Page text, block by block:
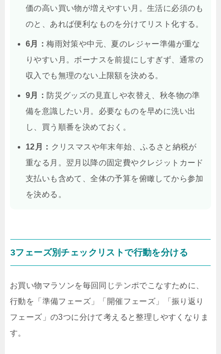
価の高い買い物が増えやすい月。生活に必須のも
のと、あれば便利なものを分けてリスト化する。
6月：梅雨対策や中元、夏のレジャー準備が重な
りやすい月。ボーナスを前提にしすぎず、通常の
収入でも無理のない上限額を決める。
9月： 防災グッズの見直しや衣替え、秋冬物の準
備を意識したい月。必要なものを早めに洗い出
し、買う順番を決めておく。
12月： クリスマスや年末年始、ふるさと納税が
重なる月。翌月以降の固定費やクレジットカード
支払いも含めて、全体の予算を俯瞰してから参加
を決める。
3フェーズ別チェックリストで行動を分ける
お買い物マラソンを毎回同じテンポでこなすために、
行動を「準備フェーズ」「開催フェーズ」「振り返り
フェーズ」の3つに分けて考えると整理しやすくなりま
す。